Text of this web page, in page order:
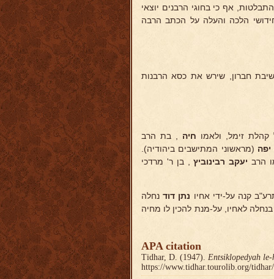
אף כי בחוגי הרבנים יוצאי
הלכה והעלה על הכתב הרבה
חברון, שירש את כסא הרבנות
זימל, ולאמו חיה , בת הרב
יפה (מראשוני המתישבים ביהודיה).
הרביעקב רבינוביץ, בן ר' מרדכי
קנה על-ידי אחיו נתן דודנחלה
ומסר את הטיפול בנחלה לאחיו, על-מנת להכין לו מחיה
APA citation
Tidhar, D. (1947). Entsiklopedyah
https://www.tidhar.tourolib.org/